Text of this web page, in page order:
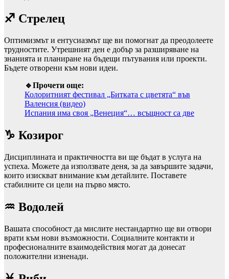
♐ Стрелец
Оптимизмът и ентусиазмът ще ви помогнат да преодолеете
трудностите. Утрешният ден е добър за разширяване на
знанията и планиране на бъдещи пътувания или проекти.
Бъдете отворени към нови идеи.
🔹Прочети още:
Колоритният фестивал „Битката с цветята“ във
Валенсия (видео)
Испания има своя „Венеция“… всъщност са две
♑ Козирог
Дисциплината и практичността ви ще бъдат в услуга на
успеха. Можете да използвате деня, за да завършите задачи,
които изискват внимание към детайлите. Поставете
стабилните си цели на първо място.
♒ Водолей
Вашата способност да мислите нестандартно ще ви отвори
врати към нови възможности. Социалните контакти и
професионалните взаимодействия могат да донесат
положителни изненади.